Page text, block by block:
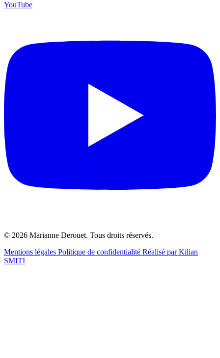
YouTube
© 2026 Marianne Derouet. Tous droits réservés.
Mentions légales Politique de confidentialité Réalisé par Kilian
SMITI